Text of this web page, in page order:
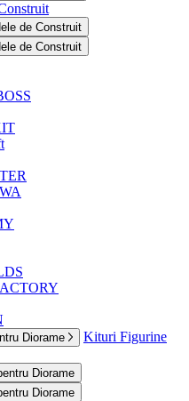
de Construit
de Construit
Diorame
Kituri Figurine
Diorame
Diorame